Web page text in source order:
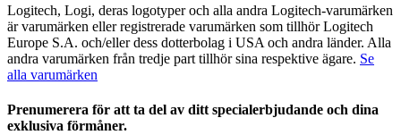
Logitech, Logi, deras logotyper och alla andra Logitech-varumärken
är varumärken eller registrerade varumärken som tillhör Logitech
Europe S.A. och/eller dess dotterbolag i USA och andra länder. Alla
andra varumärken från tredje part tillhör sina respektive ägare. Se
alla varumärken
Prenumerera för att ta del av ditt specialerbjudande och dina
exklusiva förmåner.